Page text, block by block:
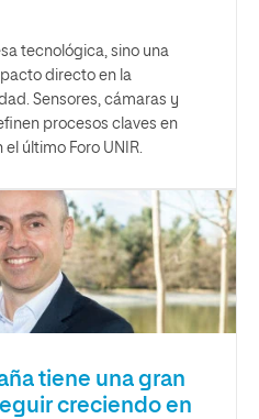
tecnológica, sino una
directo en la
Sensores, cámaras y
procesos claves en
último Foro UNIR.
tiene una gran
creciendo en